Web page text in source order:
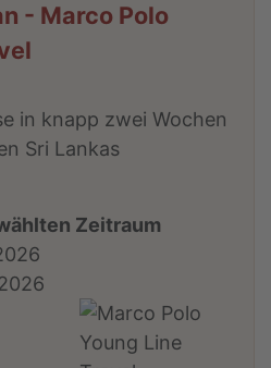
- Marco Polo
in knapp zwei Wochen
Sri Lankas
Zeitraum